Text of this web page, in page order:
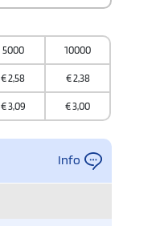
5000 10000
€2,58 €2,38
€3,09 €3,00
Info